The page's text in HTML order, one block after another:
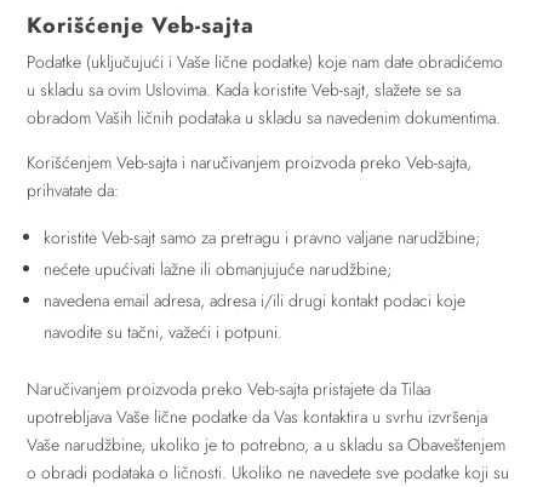
Korišćenje Veb-sajta
Podatke (uključujući i Vaše lične podatke) koje nam date obradićemo
u skladu sa ovim Uslovima. Kada koristite Veb-sajt, slažete se sa
obradom Vaših ličnih podataka u skladu sa navedenim dokumentima.
Korišćenjem Veb-sajta i naručivanjem proizvoda preko Veb-sajta,
prihvatate da:
koristite Veb-sajt samo za pretragu i pravno valjane narudžbine;
nećete upućivati lažne ili obmanjujuće narudžbine;
navedena email adresa, adresa i/ili drugi kontakt podaci koje
navodite su tačni, važeći i potpuni.
Naručivanjem proizvoda preko Veb-sajta pristajete da Tilaa
upotrebljava Vaše lične podatke da Vas kontaktira u svrhu izvršenja
Vaše narudžbine, ukoliko je to potrebno, a u skladu sa Obaveštenjem
o obradi podataka o ličnosti. Ukoliko ne navedete sve podatke koji su